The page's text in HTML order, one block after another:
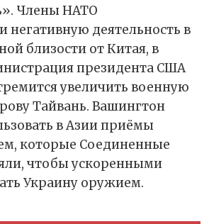
Члены НАТО
негативную деятельность в
близости от Китая, в
президента США
увеличить военную
Тайвань. Вашингтон
в Азии приёмы
которые Соединенные
чтобы ускоренными
Украину оружием.